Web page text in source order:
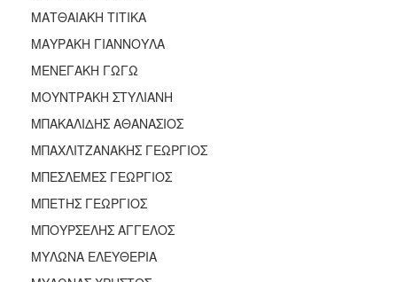
ΜΑΤΘΑΙΑΚΗ ΤΙΤΙΚΑ
ΜΑΥΡΑΚΗ ΓΙΑΝΝΟΥΛΑ
ΜΕΝΕΓΑΚΗ ΓΩΓΩ
ΜΟΥΝΤΡΑΚΗ ΣΤΥΛΙΑΝΗ
ΜΠΑΚΑΛΙΔΗΣ ΑΘΑΝΑΣΙΟΣ
ΜΠΑΧΛΙΤΖΑΝΑΚΗΣ ΓΕΩΡΓΙΟΣ
ΜΠΕΣΛΕΜΕΣ ΓΕΩΡΓΙΟΣ
ΜΠΕΤΗΣ ΓΕΩΡΓΙΟΣ
ΜΠΟΥΡΣΕΛΗΣ ΑΓΓΕΛΟΣ
ΜΥΛΩΝΑ ΕΛΕΥΘΕΡΙΑ